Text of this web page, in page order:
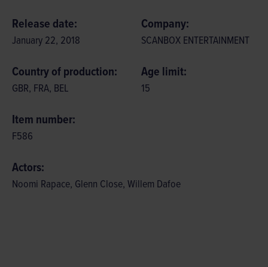
Release date:
January 22, 2018
Company:
SCANBOX ENTERTAINMENT
Country of production:
GBR, FRA, BEL
Age limit:
15
Item number:
F586
Actors:
Noomi Rapace, Glenn Close, Willem Dafoe